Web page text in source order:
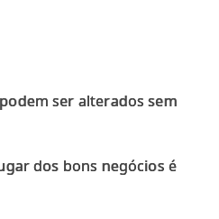
ser alterados sem
dos bons negócios é